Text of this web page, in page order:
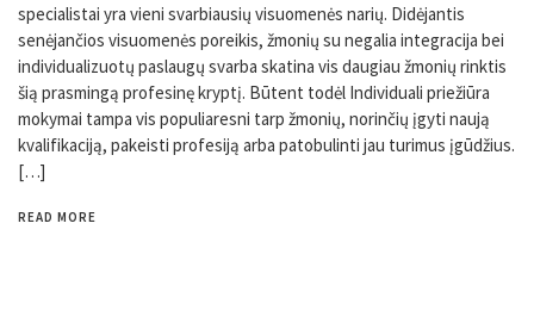
specialistai yra vieni svarbiausių visuomenės narių. Didėjantis
senėjančios visuomenės poreikis, žmonių su negalia integracija bei
individualizuotų paslaugų svarba skatina vis daugiau žmonių rinktis
šią prasmingą profesinę kryptį. Būtent todėl Individuali priežiūra
mokymai tampa vis populiaresni tarp žmonių, norinčių įgyti naują
kvalifikaciją, pakeisti profesiją arba patobulinti jau turimus įgūdžius.
[…]
READ MORE